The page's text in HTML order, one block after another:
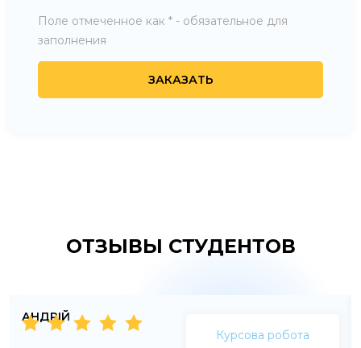
Поле отмеченное как * - обязательное для
заполнения
ОТЗЫВЫ СТУДЕНТОВ
АНДРІЙ
Курсова робота